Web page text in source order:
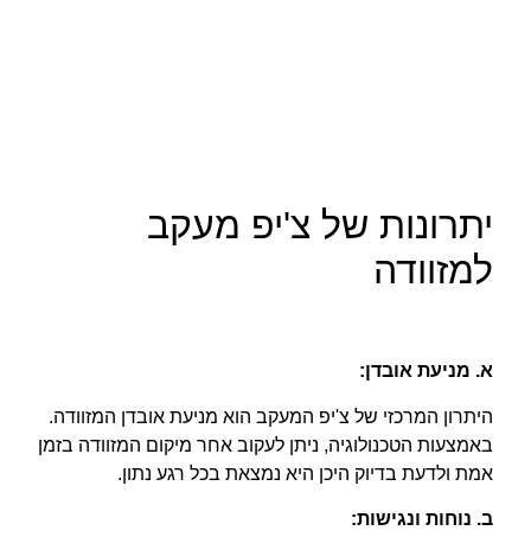
יתרונות של צ'יפ מעקב
למזוודה
א. מניעת אובדן:
היתרון המרכזי של צ'יפ המעקב הוא מניעת אובדן המזוודה.
באמצעות הטכנולוגיה, ניתן לעקוב אחר מיקום המזוודה בזמן
אמת ולדעת בדיוק היכן היא נמצאת בכל רגע נתון.
ב. נוחות ונגישות: